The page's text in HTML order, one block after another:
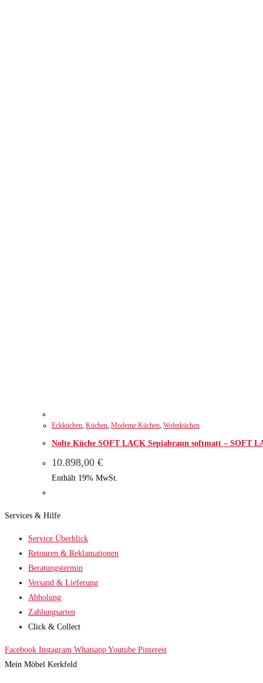
Eckküchen, Küchen, Moderne Küchen, Wohnküchen
Nolte Küche SOFT LACK Sepiabraun softmatt – SOFT
10.898,00 €
Enthält 19% MwSt.
Services & Hilfe
Service Überblick
Retouren & Reklamationen
Beratungstermin
Versand & Lieferung
Abholung
Zahlungsarten
Click & Collect
Facebook Instagram Whatsapp Youtube Pinterest
Mein Möbel Kerkfeld